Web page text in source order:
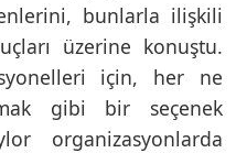
bunlarla ilişkili
üzerine konuştu.
için, her ne
gibi bir seçenek
organizasyonlarda